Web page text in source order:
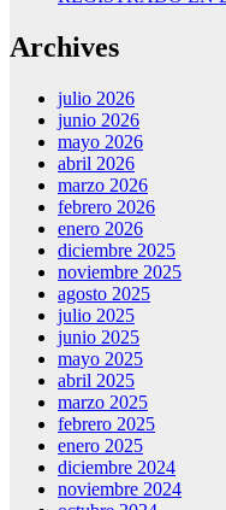
Archives
julio 2026
junio 2026
mayo 2026
abril 2026
marzo 2026
febrero 2026
enero 2026
diciembre 2025
noviembre 2025
agosto 2025
julio 2025
junio 2025
mayo 2025
abril 2025
marzo 2025
febrero 2025
enero 2025
diciembre 2024
noviembre 2024